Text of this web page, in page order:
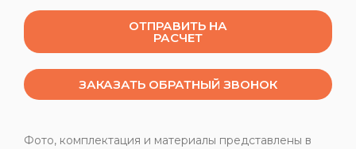
ОТПРАВИТЬ НА
РАСЧЕТ
ЗАКАЗАТЬ ОБРАТНЫЙ ЗВОНОК
Фото, комплектация и материалы представлены в